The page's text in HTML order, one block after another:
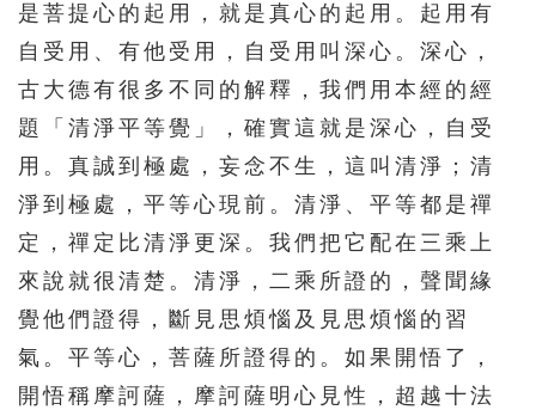
271 272 273 274 275
276 277 278 279 280
281 282 283 284 285
291 292 293 294 295
296 297 298 299 300
301 302 303 304 305
306 307 308 309 310
是菩提心的起用，就是真心的起用。起用有
自受用、有他受用，自受用叫深心。深心，
古大德有很多不同的解釋，我們用本經的經
題「清淨平等覺」，確實這就是深心，自受
用。真誠到極處，妄念不生，這叫清淨；清
淨到極處，平等心現前。清淨、平等都是禪
定，禪定比清淨更深。我們把它配在三乘上
來說就很清楚。清淨，二乘所證的，聲聞緣
覺他們證得，斷見思煩惱及見思煩惱的習
氣。平等心，菩薩所證得的。如果開悟了，
開悟稱摩訶薩，摩訶薩明心見性，超越十法